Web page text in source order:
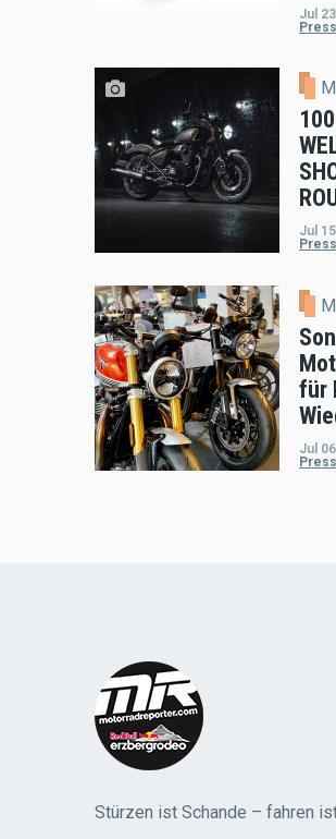
Jul
Jul
für
Jul
Stürzen ist Schande – fahren